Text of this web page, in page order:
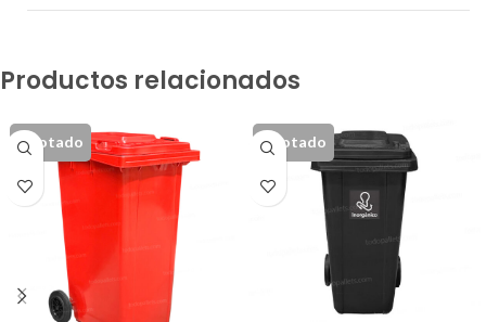
Productos relacionados
Agotado Agotado